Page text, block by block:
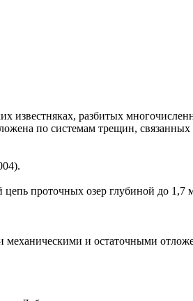
известняках, разбитых
по системам трещин,
проточных озер глубиной до 1,7
и остаточными